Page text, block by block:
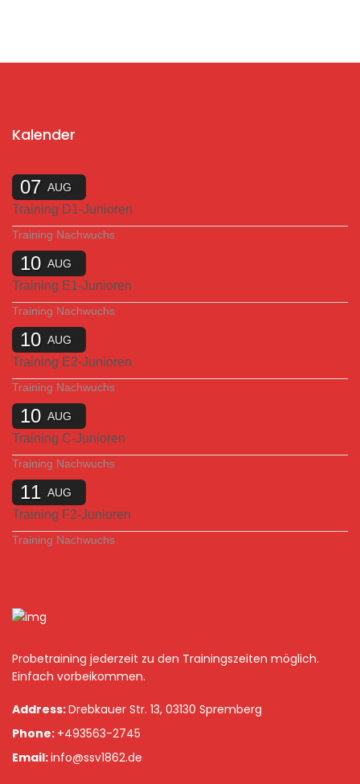
Kalender
07 AUG
Training D1-Junioren
Training Nachwuchs
10 AUG
Training E1-Junioren
Training Nachwuchs
10 AUG
Training E2-Junioren
Training Nachwuchs
10 AUG
Training C-Junioren
Training Nachwuchs
11 AUG
Training F2-Junioren
Training Nachwuchs
Probetraining jederzeit zu den Trainingszeiten möglich.
Einfach vorbeikommen.
Address:Drebkauer Str. 13, 03130 Spremberg
Phone: +493563-2745
Email:info@ssv1862.de